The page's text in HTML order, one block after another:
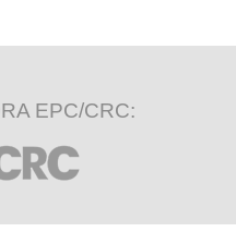
EPC/CRC: